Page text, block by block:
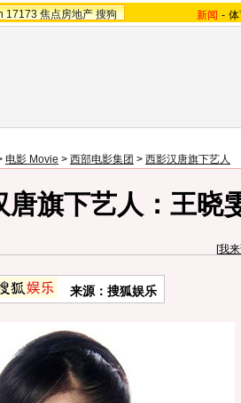
17173 焦点房地产 搜狗 新闻 -
电影 Movie > 西部电影集团 > 西影汉唐旗下艺人
唐旗下艺人：王晓
[我
来源：搜狐娱乐